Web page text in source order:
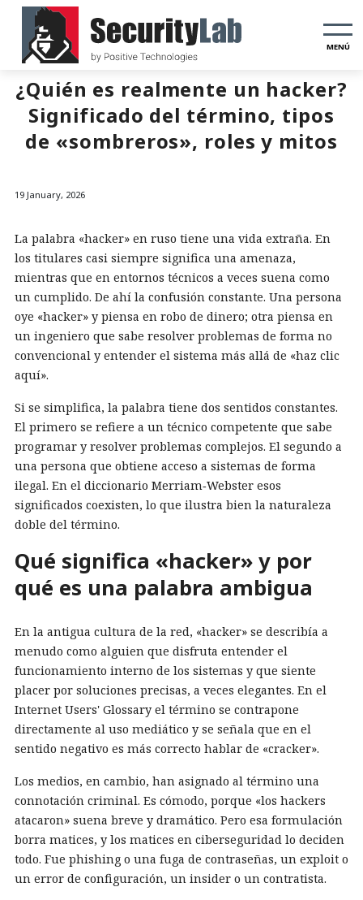
MENÚ
¿Quién es realmente un hacker?
Significado del término, tipos
de «sombreros», roles y mitos
19 January, 2026
La palabra «hacker» en ruso tiene una vida extraña. En
los titulares casi siempre significa una amenaza,
mientras que en entornos técnicos a veces suena como
un cumplido. De ahí la confusión constante. Una persona
oye «hacker» y piensa en robo de dinero; otra piensa en
un ingeniero que sabe resolver problemas de forma no
convencional y entender el sistema más allá de «haz clic
aquí».
Si se simplifica, la palabra tiene dos sentidos constantes.
El primero se refiere a un técnico competente que sabe
programar y resolver problemas complejos. El segundo a
una persona que obtiene acceso a sistemas de forma
ilegal. En el diccionario Merriam‑Webster esos
significados coexisten, lo que ilustra bien la naturaleza
doble del término.
Qué significa «hacker» y por
qué es una palabra ambigua
En la antigua cultura de la red, «hacker» se describía a
menudo como alguien que disfruta entender el
funcionamiento interno de los sistemas y que siente
placer por soluciones precisas, a veces elegantes. En el
Internet Users' Glossary el término se contrapone
directamente al uso mediático y se señala que en el
sentido negativo es más correcto hablar de «cracker».
Los medios, en cambio, han asignado al término una
connotación criminal. Es cómodo, porque «los hackers
atacaron» suena breve y dramático. Pero esa formulación
borra matices, y los matices en ciberseguridad lo deciden
todo. Fue phishing o una fuga de contraseñas, un exploit o
un error de configuración, un insider o un contratista.